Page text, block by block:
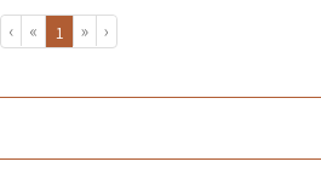
‹
«
1
»
›